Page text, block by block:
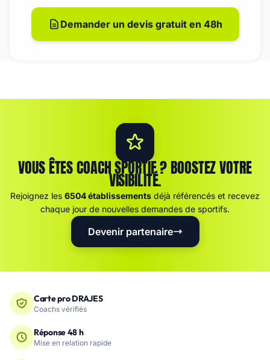
Demander un devis gratuit en 48h
VOUS ÊTES COACH SPORTIF ? BOOSTEZ VOTRE
VISIBILITÉ.
Rejoignez les 6504 établissements déjà référencés et recevez
chaque jour de nouvelles demandes de sportifs.
Devenir partenaire
Carte pro DRAJES
Coachs vérifiés
Réponse 48 h
Mise en relation rapide